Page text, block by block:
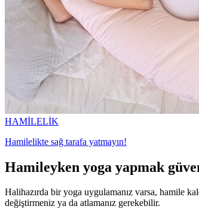
HAMİLELİK
Hamilelikte sağ tarafa yatmayın!
Hamileyken yoga yapmak
Halihazırda bir yoga uygulamanız varsa, hamile
değiştirmeniz ya da atlamanız gerekebilir.